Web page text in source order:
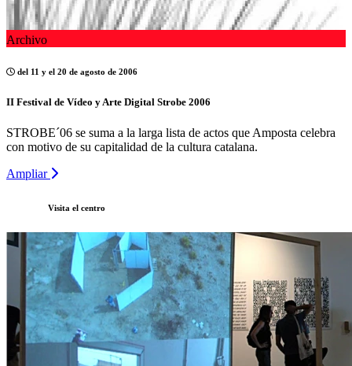
Archivo
del 11 y el 20 de agosto de 2006
II Festival de Vídeo y Arte Digital Strobe 2006
STROBE´06 se suma a la larga lista de actos que Amposta celebra
con motivo de su capitalidad de la cultura catalana.
Ampliar
Visita el centro